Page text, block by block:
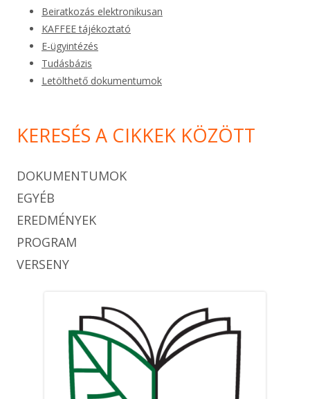
Beiratkozás elektronikusan
KAFFEE tájékoztató
E-ügyintézés
Tudásbázis
Letölthető dokumentumok
KERESÉS A CIKKEK KÖZÖTT
DOKUMENTUMOK
EGYÉB
EREDMÉNYEK
PROGRAM
VERSENY